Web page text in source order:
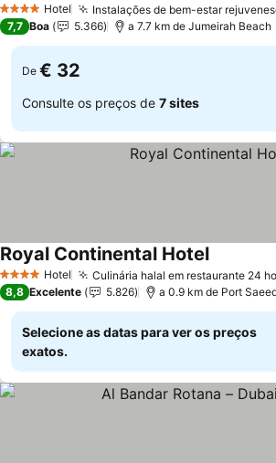
4 EstrelasHotel Instalações de bem-estar
7,7 Boa 5.366 a 7.7 km de Jumeirah Beach
De € 32
Consulte os preços de 7 sites
4 EstrelasHotel Culinária halal em restaurante 24
Royal Continental Hotel
8,8 Excelente 5.826 a 0.9 km de Port
Selecione as datas para ver os preços
exatos.